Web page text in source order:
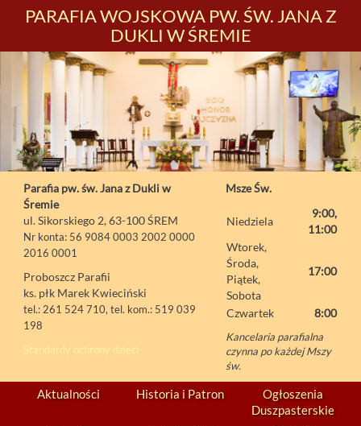
PARAFIA WOJSKOWA PW. ŚW. JANA Z
DUKLI W ŚREMIE
Parafia pw. św. Jana z Dukli w
Śremie
ul. Sikorskiego 2, 63-100 ŚREM
Nr konta: 56 9084 0003 2002 0000
2016 0001
Proboszcz Parafii
ks. płk Marek Kwieciński
tel.: 261 524 710, tel. kom.: 519 039
198
Standardy ochrony dzieci
Msze Św.
Niedziela
9:00,
11:00
Wtorek,
Środa,
Piątek,
Sobota
17:00
Czwartek 8:00
Kancelaria parafialna
czynna po każdej Mszy
św.
Aktualności Historia i Patron
Ogłoszenia
Duszpasterskie